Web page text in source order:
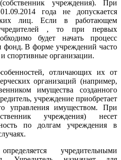
учреждения). При
года не допускается
лиц. Если в работающем
, то при первых
будет начать процесс
В форме учреждений часто
спортивные организации.
отличающих их от
организаций (например,
имущества созданного
учреждение приобретает
управления имуществом. При
учреждения) несет
по долгам учреждения в
учредительными